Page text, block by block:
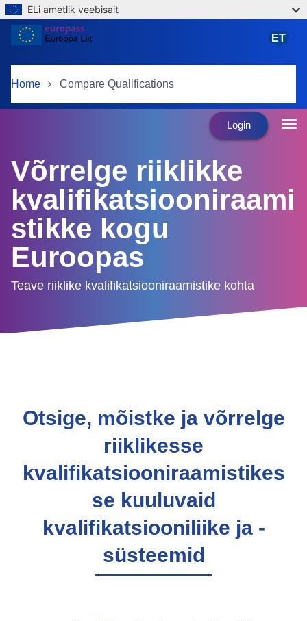
Skip to main content
ELi ametlik veebisait
Home Compare Qualifications
ET
Login
Võrrelge riiklikke
kvalifikatsiooniraami
stikke kogu
Euroopas
Teave riiklike kvalifikatsiooniraamistike kohta
Otsige, mõistke ja võrrelge
riiklikesse
kvalifikatsiooniraamistikes
se kuuluvaid
kvalifikatsiooniliike ja -
süsteemid